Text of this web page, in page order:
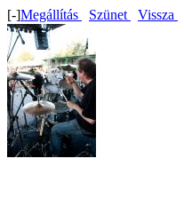
[-]Megállítás Szünet Vissza